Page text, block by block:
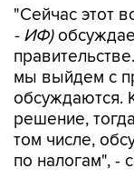
"Сейчас этот
- ИФ)
мы выйдем с
обсуждаются.
решение,
том числе,
по налогам", -